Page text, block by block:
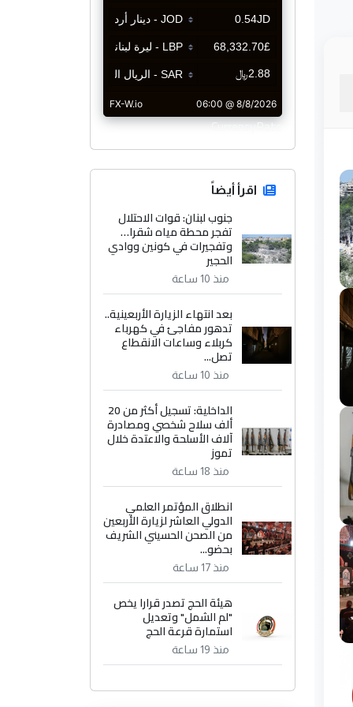
CurrencyRate
اقرأ أيضاً
جنوب لبنان: قوات الاحتلال
تفجر محطة مياه شقرا…
وتفجيرات في كونين ووادي
الحجير
منذ 10 ساعة
بعد انتهاء الزيارة الأربعينية..
تدهور مفاجئ في كهرباء
كربلاء وساعات الانقطاع
تصل...
منذ 10 ساعة
الداخلية: تسجيل أكثر من 20
ألف سلاح شخصي ومصادرة
آلاف الأسلحة والاعتدة خلال
تموز
منذ 18 ساعة
انطلاق المؤتمر العلمي
الدولي العاشر لزيارة الأربعين
من الصحن الحسيني الشريف
بحضو...
منذ 17 ساعة
هيئة الحج تصدر قرارا يخص
"لم الشمل" وتعديل
استمارة قرعة الحج
منذ 19 ساعة